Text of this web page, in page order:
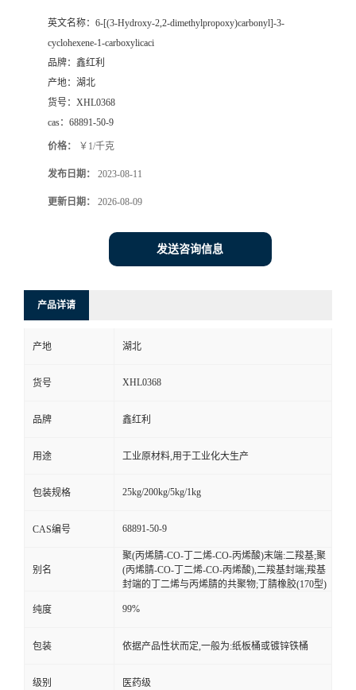
英文名称： 6-[(3-Hydroxy-2,2-dimethylpropoxy)carbonyl]-3-
cyclohexene-1-carboxylicaci
品牌： 鑫红利
产地： 湖北
货号： XHL0368
cas： 68891-50-9
价格： ￥1/千克
发布日期： 2023-08-11
更新日期： 2026-08-09
发送咨询信息
产品详请
产地 湖北
货号 XHL0368
品牌 鑫红利
用途 工业原材料,用于工业化大生产
包装规格 25kg/200kg/5kg/1kg
CAS编号 68891-50-9
别名
聚(丙烯腈-CO-丁二烯-CO-丙烯酸)末端:二羧基;聚
(丙烯腈-CO-丁二烯-CO-丙烯酸),二羧基封端;羧基
封端的丁二烯与丙烯腈的共聚物;丁腈橡胶(170型)
纯度 99%
包装 依据产品性状而定,一般为:纸板桶或镀锌铁桶
级别 医药级